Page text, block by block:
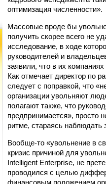
оптимизация численности».
Массовые вроде бы
получить скорее всего не
исследование, в ходе
руководителей и
заявили, что в их
Как отмечает директор по
следует с поправкой, что
организации увольняют
полагают также, что
предпринимается», просто
ритме, стараясь наблюдать
Вообще‑то «увольнение в
кризис причиной для
Intelligent Enterprise, не
проводился с целью
финансовым положением